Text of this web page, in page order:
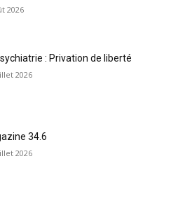
2026
: Privation de liberté
2026
34.6
2026